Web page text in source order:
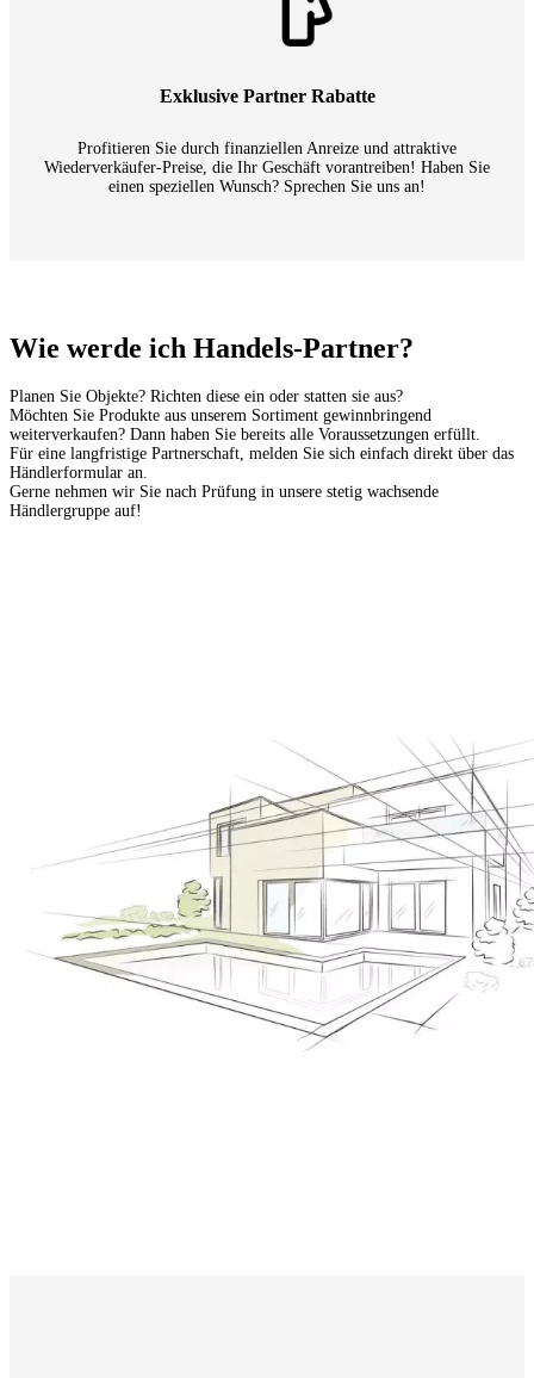
Exklusive Partner Rabatte
Profitieren Sie durch finanziellen Anreize und attraktive
Wiederverkäufer-Preise, die Ihr Geschäft vorantreiben! Haben Sie
einen speziellen Wunsch? Sprechen Sie uns an!
Wie werde ich Handels-Partner?
Planen Sie Objekte? Richten diese ein oder statten sie aus?
Möchten Sie Produkte aus unserem Sortiment gewinnbringend
weiterverkaufen? Dann haben Sie bereits alle Voraussetzungen erfüllt.
Für eine langfristige Partnerschaft, melden Sie sich einfach direkt über das
Händlerformular an.
Gerne nehmen wir Sie nach Prüfung in unsere stetig wachsende
Händlergruppe auf!